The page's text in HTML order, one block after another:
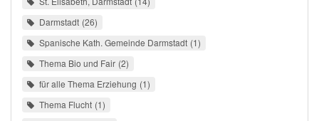
Darmstadt 26
Spanische Kath. Gemeinde Darmstadt 1
Thema Bio und Fair 2
für alle Thema Erziehung 1
Thema Flucht 1